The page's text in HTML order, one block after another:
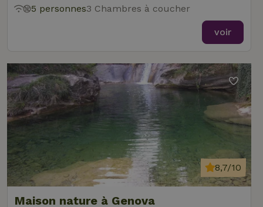
5 personnes3 Chambres à coucher
voir
Maison nature à Genova
8,7/10